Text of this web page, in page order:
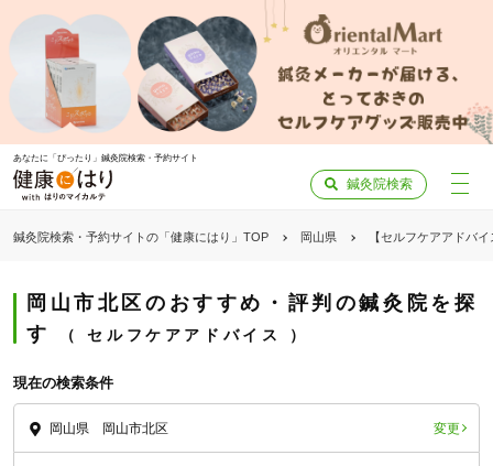
あなたに「ぴったり」鍼灸院検索・予約サイト
鍼灸院検索
鍼灸院検索・予約サイトの「健康にはり」TOP 岡山県 【セルフケアアドバ
岡山市北区のおすすめ・評判の鍼灸院を探
す
セルフケアアドバイス
現在の検索条件
岡山県 岡山市北区 変更